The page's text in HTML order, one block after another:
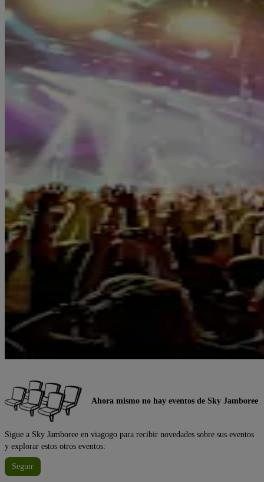
Ahora mismo no hay eventos de Sky Jamboree
Sigue a Sky Jamboree en viagogo para recibir novedades sobre sus eventos
y explorar estos otros eventos:
Seguir